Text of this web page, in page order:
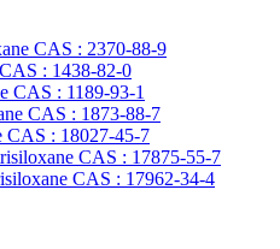
CAS : 2370-88-9
: 1438-82-0
CAS : 1189-93-1
CAS : 1873-88-7
CAS : 18027-45-7
CAS : 17875-55-7
CAS : 17962-34-4